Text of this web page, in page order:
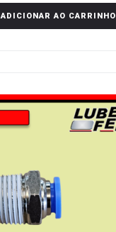
ADICIONAR AO CARRINHO